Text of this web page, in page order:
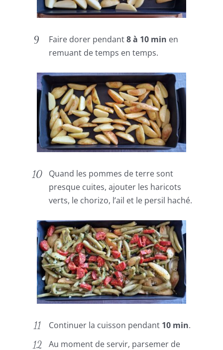
Faire dorer pendant8 à 10 min en
remuant de temps en temps.
Quand les pommes de terre sont
presque cuites, ajouter les haricots
verts, le chorizo, l’ail et le persil haché.
Continuer la cuisson pendant 10 min.
Au moment de servir, parsemer de